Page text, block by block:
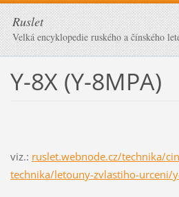
Ruslet
Velká encyklopedie ruského a čínského
Y-8X (Y-8MPA)
viz.: ruslet.webnode.cz/technika/
technika/letouny-zvlastiho-urceni/